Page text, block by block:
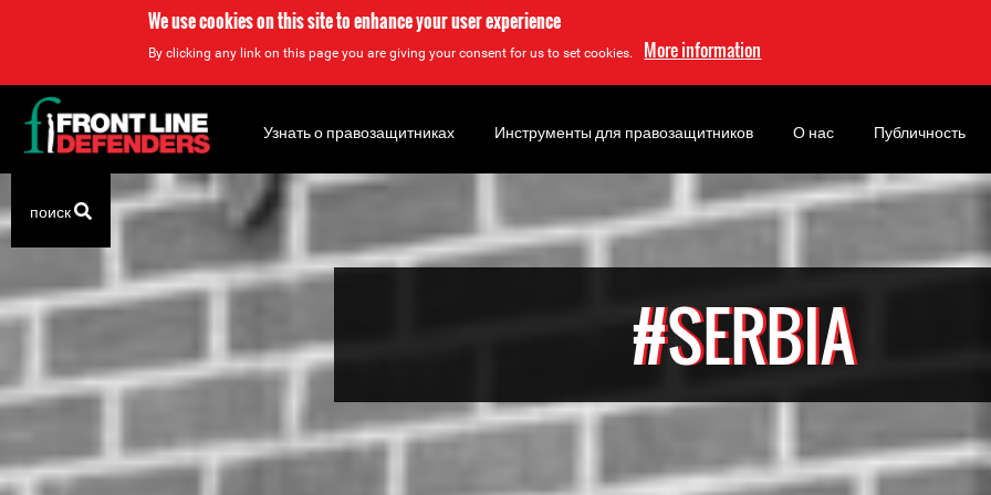
We use cookies on this site to enhance your user experience
By clicking any link on this page you are giving your consent for us to set cookies. More information
to
top
#SERBIA
Back
to
top
Узнать о правозащитниках Инструменты для правозащитников О нас Публичность
поиск